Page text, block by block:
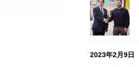
2023年2月9日